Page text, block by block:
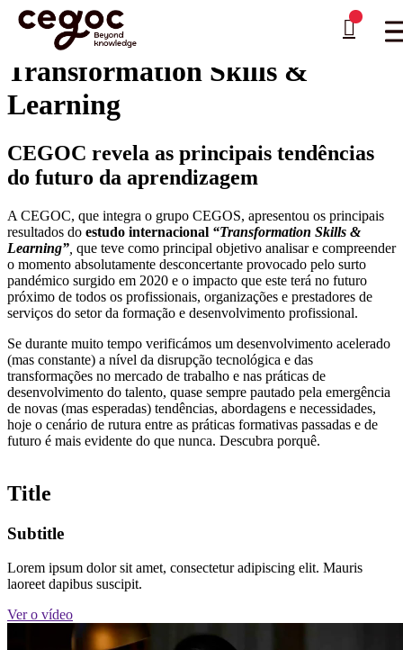
Skip to main content
Está aqui:Home > White Papers
Transformation Skills &
Learning
CEGOC revela as principais tendências
do futuro da aprendizagem
A CEGOC, que integra o grupo CEGOS, apresentou os principais
resultados do estudo internacional “Transformation Skills &
Learning” que teve como principal objetivo analisar e compreender
o momento absolutamente desconcertante provocado pelo surto
pandémico surgido em 2020 e o impacto que este terá no futuro
próximo de todos os profissionais, organizações e prestadores de
serviços do setor da formação e desenvolvimento profissional.
Se durante muito tempo verificámos um desenvolvimento acelerado
(mas constante) a nível da disrupção tecnológica e das
transformações no mercado de trabalho e nas práticas de
desenvolvimento do talento, quase sempre pautado pela emergência
de novas (mas esperadas) tendências, abordagens e necessidades,
hoje o cenário de rutura entre as práticas formativas passadas e de
futuro é mais evidente do que nunca. Descubra porquê.
Title
Subtitle
Lorem ipsum dolor sit amet, consectetur adipiscing elit. Mauris
laoreet dapibus suscipit.
Ver o vídeo